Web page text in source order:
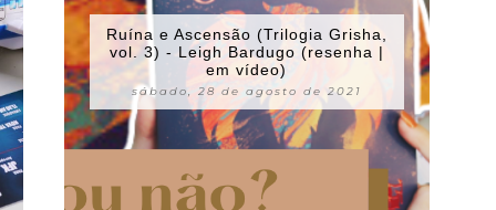
Ruína e Ascensão (Trilogia Grisha,
vol. 3) - Leigh Bardugo (resenha |
em vídeo)
sábado, 28 de agosto de 2021